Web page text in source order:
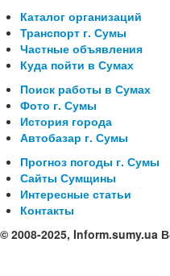
Каталог организаций
Транспорт г. Сумы
Частные объявления
Куда пойти в Сумах
Поиск работы в Сумах
Фото г. Сумы
История города
Автобазар г. Сумы
Прогноз погоды г. Сумы
Сайты Сумщины
Интересные статьи
Контакты
© 2008-2025, Inform.sumy.ua